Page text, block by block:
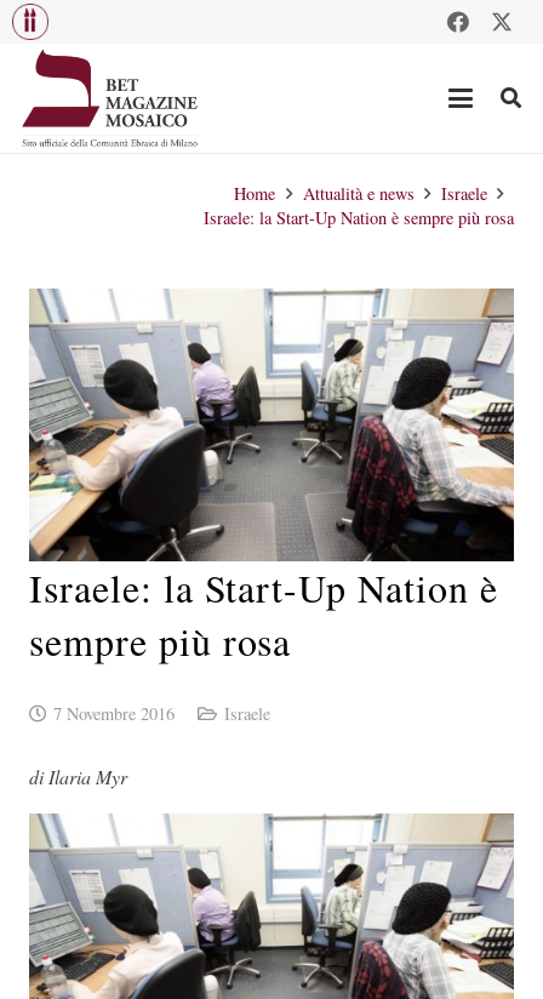
Home Attualità e news
Israele
Israele: la Start-Up Nation è sempre più rosa
Israele: la Start-Up Nation è
sempre più rosa
7 Novembre 2016 Israele
di Ilaria Myr